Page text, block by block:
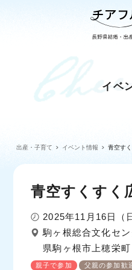
イベ
出産・子育て イベント情報 青空す
青空すくすく
2025年11月16日（
駒ヶ根総合文化セ
県駒ヶ根市上穂栄
親子で参加 父親の参加歓